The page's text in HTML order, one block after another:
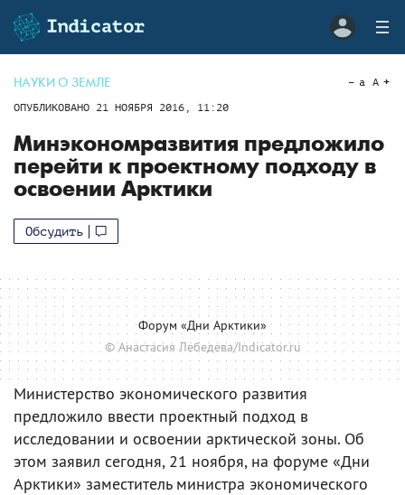
НАУКИ О ЗЕМЛЕ
ОПУБЛИКОВАНО 21 НОЯБРЯ 2016, 11:20
a A
Минэкономразвития предложило
перейти к проектному подходу в
освоении Арктики
Обсудить
Форум «Дни Арктики»
© Анастасия Лебедева/Indicator.ru
Министерство экономического развития
предложило ввести проектный подход в
исследовании и освоении арктической зоны. Об
этом заявил сегодня, 21 ноября, на форуме «Дни
Арктики» заместитель министра экономического